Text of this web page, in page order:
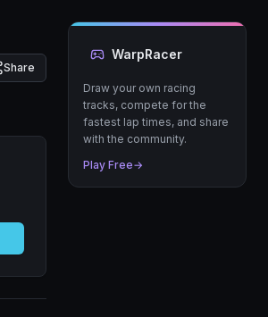
Share
WarpRacer
Draw your own racing
tracks, compete for the
fastest lap times, and share
with the community.
Play Free→